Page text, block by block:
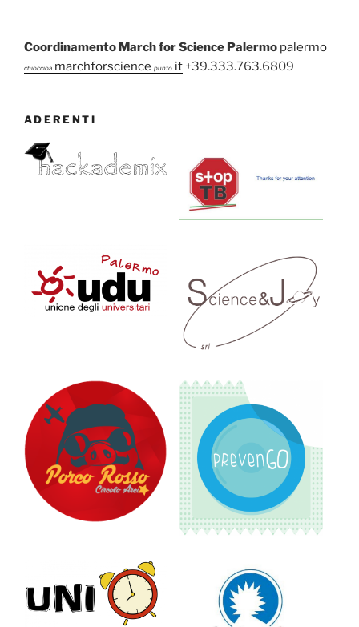
Coordinamento March for Science Palermo palermo
chioccioa marchforscience punto it +39.333.763.6809
ADERENTI